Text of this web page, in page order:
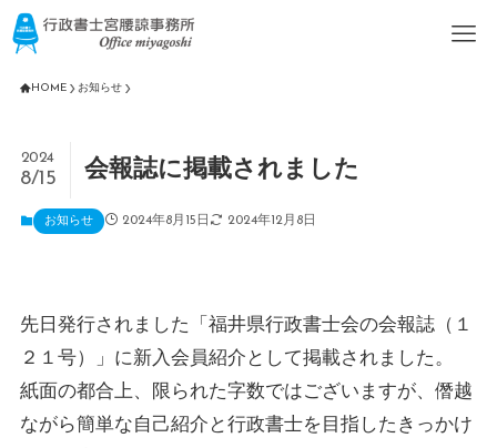
HOME お知らせ
会報誌に掲載されました
2024
8/15
お知らせ 2024年8月15日 2024年12月8日
先日発行されました「福井県行政書士会の会報誌（１
２１号）」に新入会員紹介として掲載されました。
紙面の都合上、限られた字数ではございますが、僭越
ながら簡単な自己紹介と行政書士を目指したきっかけ